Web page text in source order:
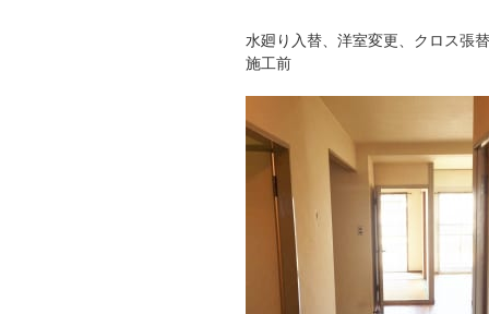
水廻り入替、洋室変更、クロス張
施工前